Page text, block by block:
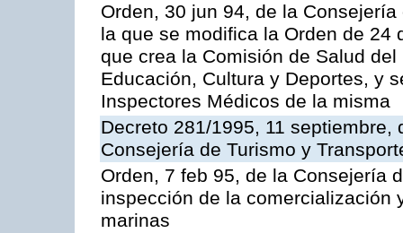
Orden, 30 jun 94, de la
la que se modifica la Orden de 24
que crea la Comisión de Salud
Educación, Cultura y Deportes, y
Inspectores Médicos de la misma
Decreto 281/1995, 11
Consejería de Turismo y
Orden, 7 feb 95, de la Consejería
inspección de la comercialización
marinas